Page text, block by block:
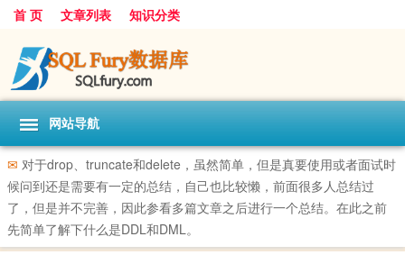
首 页 文章列表 知识分类
网站导航
✉ 对于drop、truncate和delete，虽然简单，但是真要使用或者面试时
候问到还是需要有一定的总结，自己也比较懒，前面很多人总结过
了，但是并不完善，因此参看多篇文章之后进行一个总结。在此之前
先简单了解下什么是DDL和DML。